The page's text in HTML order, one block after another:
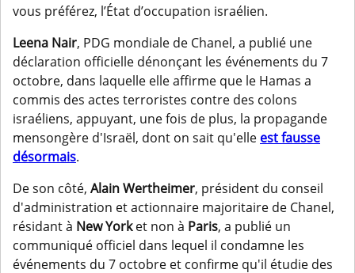
vous préférez, l’État d’occupation israélien.
Leena Nair, PDG mondiale de Chanel, a publié une
déclaration officielle dénonçant les événements du 7
octobre, dans laquelle elle affirme que le Hamas a
commis des actes terroristes contre des colons
israéliens, appuyant, une fois de plus, la propagande
mensongère d'Israël, dont on sait qu'elle est fausse
désormais.
De son côté, Alain Wertheimer, président du conseil
d'administration et actionnaire majoritaire de Chanel,
résidant à New Yorket non à Paris, a publié un
communiqué officiel dans lequel il condamne les
événements du 7 octobre et confirme qu'il étudie des